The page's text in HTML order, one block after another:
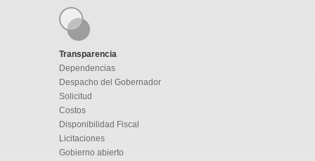
Transparencia
Dependencias
Despacho del Gobernador
Solicitud
Costos
Disponibilidad Fiscal
Licitaciones
Gobierno abierto